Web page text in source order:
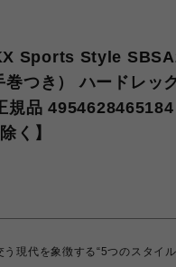
Sports Style
つき） ハードレッ
規品
く】
現代を象徴する“5つのスタイ